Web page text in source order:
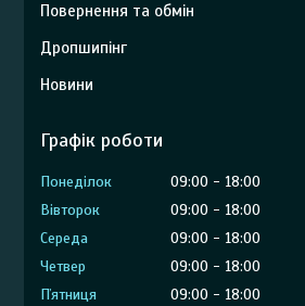
Повернення та обмін
Дропшипінг
Новини
Графік роботи
Понеділок 09:00
18:00
Вівторок
09:00
18:00
Середа
09:00
18:00
Четвер
09:00
18:00
Пʼятниця
09:00
18:00